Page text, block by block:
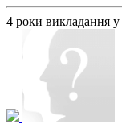
4 роки викладання